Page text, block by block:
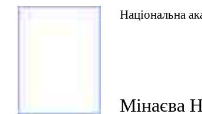
Національна
Мінаєва